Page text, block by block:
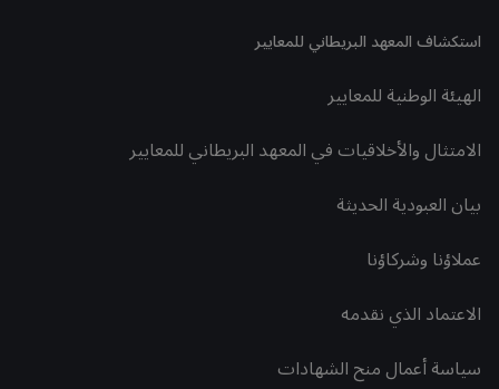
استكشاف المعهد البريطاني للمعايير
الهيئة الوطنية للمعايير
الامتثال والأخلاقيات في المعهد البريطاني للمعايير
بيان العبودية الحديثة
عملاؤنا وشركاؤنا
الاعتماد الذي نقدمه
سياسة أعمال منح الشهادات